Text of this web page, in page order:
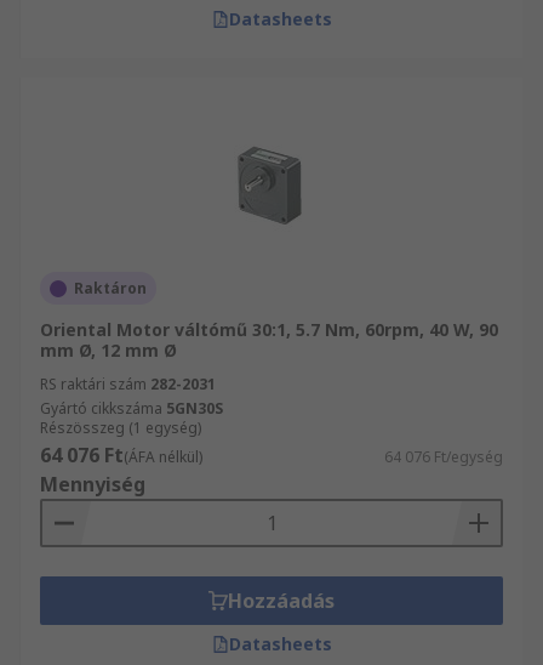
Datasheets
Raktáron
Oriental Motor váltómű 30:1, 5.7 Nm, 60rpm, 40 W, 90
mm Ø, 12 mm Ø
RS raktári szám 282-2031
Gyártó cikkszáma 5GN30S
Részösszeg (1 egység)
64 076 Ft(ÁFA nélkül) 64 076 Ft/egység
Mennyiség
Hozzáadás
Datasheets